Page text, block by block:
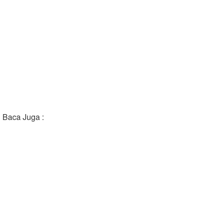
Baca Juga :